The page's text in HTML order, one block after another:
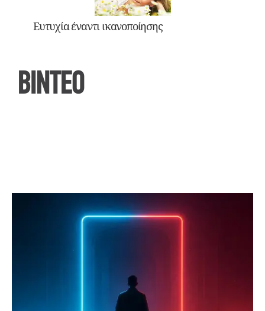
Ευτυχία έναντι ικανοποίησης
ΒΙΝΤΕΟ